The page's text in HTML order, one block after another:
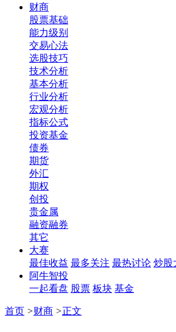
财商
股票基础
能力级别
交易心法
选股技巧
技术分析
基本分析
行业分析
宏观分析
指标公式
投资基金
债券
期货
外汇
期权
创投
贵金属
融资融券
其它
大赛
最佳收益 最多关注 最热讨论 炒股
阿牛智投
一起看盘 股票 板块 基金
首页 >财商 >正文